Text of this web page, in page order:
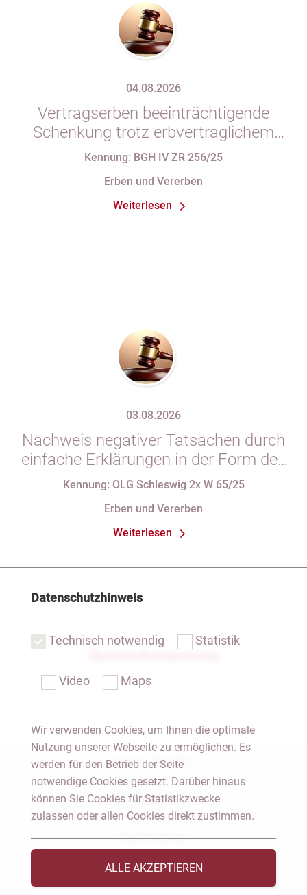
04.08.2026
Vertragserben beeinträchtigende
Schenkung trotz erbvertraglichem
Rücktrittsvorbehalt
Kennung: BGH IV ZR 256/25
Erben und Vererben
Weiterlesen
03.08.2026
Nachweis negativer Tatsachen durch
einfache Erklärungen in der Form des
§ 29 GBO (hier: Nichtgeltendmachung
Kennung: OLG Schleswig 2x W 65/25
Erben und Vererben
Weiterlesen
Notar Dresden
Fachgebiete
Das Notariat
Vorträge & Veröffentlichungen
Datenschutzhinweis
Technisch notwendig Statistik
Video Maps
Wir verwenden Cookies, um Ihnen die optimale
Nutzung unserer Webseite zu ermöglichen. Es
werden für den Betrieb der Seite
notwendige Cookies gesetzt. Darüber hinaus
können Sie Cookies für Statistikzwecke
zulassen oder allen Cookies direkt zustimmen.
ALLE AKZEPTIEREN